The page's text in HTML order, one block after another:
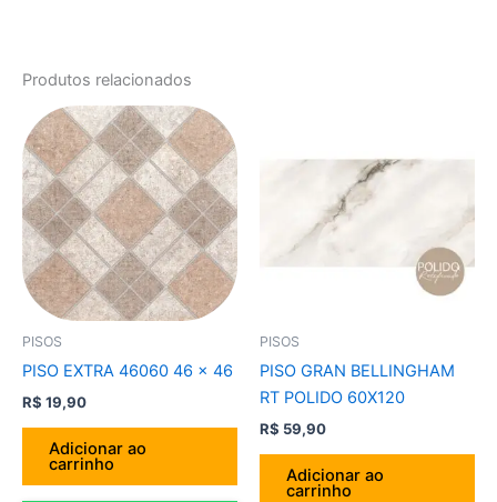
Produtos relacionados
PISOS
PISO EXTRA 46060 46 x 46
R$ 19,90
Adicionar ao
carrinho
PISOS
PISO GRAN BELLINGHAM
RT POLIDO 60X120
R$ 59,90
Adicionar ao
carrinho